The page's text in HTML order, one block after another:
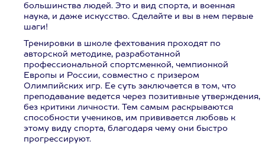
большинства людей. Это и вид спорта, и военная
наука, и даже искусство. Сделайте и вы в нем первые
шаги!
Тренировки в школе фехтования проходят по
авторской методике, разработанной
профессиональной спортсменкой, чемпионкой
Европы и России, совместно с призером
Олимпийских игр. Ее суть заключается в том, что
преподавание ведется через позитивные утверждения,
без критики личности. Тем самым раскрываются
способности учеников, им прививается любовь к
этому виду спорта, благодаря чему они быстро
прогрессируют.